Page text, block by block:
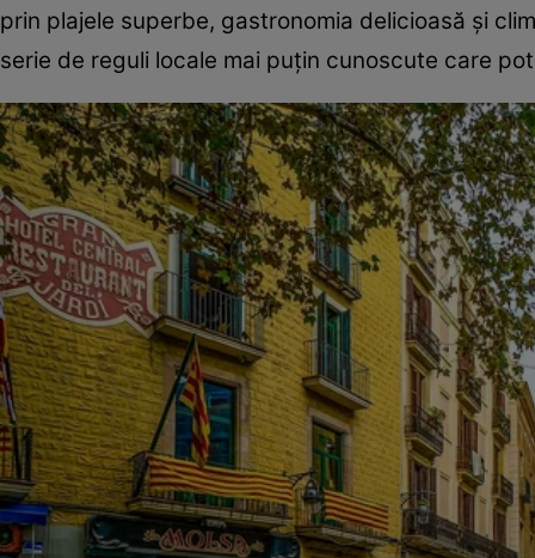
prin plajele superbe, gastronomia delicioasă și
serie de reguli locale mai puțin cunoscute care